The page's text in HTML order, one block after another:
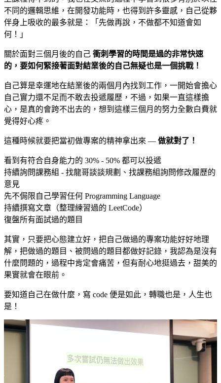
不同的邏輯思維，在開發功能時，也得到許多靈感，自己從夥
伴身上吸收的最多就是：「先做再說，不做都不知道會如
何！」
關於面對三個月後的自己 衝刺學習的時間是過的非常快速
的，要如何緊接著面對結業後的自己無疑也是一個挑戰！
自己算是幸運地在結業後的兩個月內找到工作，一開始會擔心
自己實力還不足而不敢去投遞履歷，不過，如果一直這樣擔
心，是真的會跨不出去的，想到這樣三個月的努力全數白費就
覺得好心疼。
這種時候就要把當初做專案的精神拿出來 — 做就對了！
看到有符合自身能力的 30% - 50% 都可以投遞
持續詢問課務組 - 找龍哥談談規劃、找課務組詢問修改履歷的
意見
先不侷限自己學習任何 Programming Language
持續撰寫文章（整理練習過的 LeetCode）
復盤所有面試過的題目
其實，只要把心態建立好，把自己做過的專案功能好好地理
解，把做過的題目、被問過的題目都做好記錄，我認為是沒有
什麼問題的，過程中肯定會痛苦，但有耐心地挺過去，甜美的
果實就會在眼前。
要知道自己在做什麼，寫 code 便是如此，轉職也是，人生也
是！